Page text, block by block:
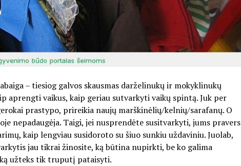
– tiesiog galvos skausmas darželinukų ir mokyklinukų
aprengti vaikus, kaip geriau sutvarkyti vaikų spintą. Juk per
prastypo, prireikia naujų marškinėlių/kelnių/sarafanų. O
nepadaugėja. Taigi, jei nusprendėte susitvarkyti, jums pravers
kaip lengviau susidoroto su šiuo sunkiu uždaviniu. Juolab,
jau tikrai žinosite, ką būtina nupirkti, be ko galima
užteks tik truputį pataisyti.